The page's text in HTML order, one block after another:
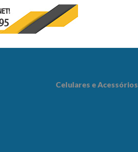
Celulares e Acessórios